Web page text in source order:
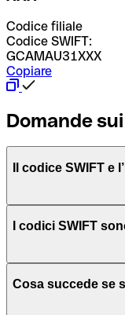
Codice filiale
Codice SWIFT:
GCAMAU31XXX
Copiare
Domande
Il codice SWIFT e
L'acronimo SWIFT
per l’elaborazione
Il BIC, invece, sta
I codici SWIFT
Dipende dalle
Cosa succede se